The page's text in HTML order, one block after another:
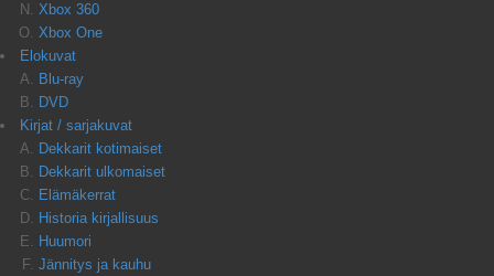
Xbox 360
Xbox One
Elokuvat
Blu-ray
DVD
Kirjat / sarjakuvat
Dekkarit kotimaiset
Dekkarit ulkomaiset
Elämäkerrat
Historia kirjallisuus
Huumori
Jännitys ja kauhu